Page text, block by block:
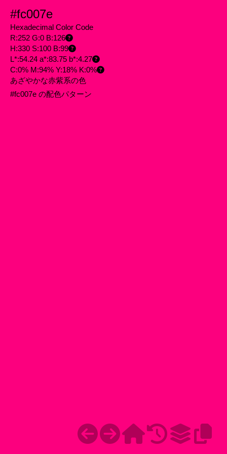
#fc007e
Hexadecimal Color Code
R:252 G:0 B:126
H:330 S:100 B:99
L*:54.24 a*:83.75 b*:4.27
C:0% M:94% Y:18% K:0%
あざやかな赤紫系の色
#fc007e の配色パターン